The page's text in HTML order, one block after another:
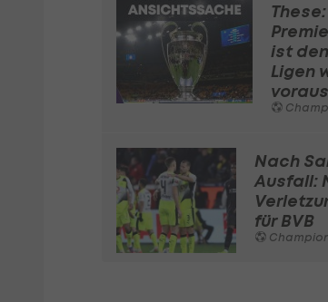
ist
Ligen
voraus
Nach
Ausfall:
für BVB